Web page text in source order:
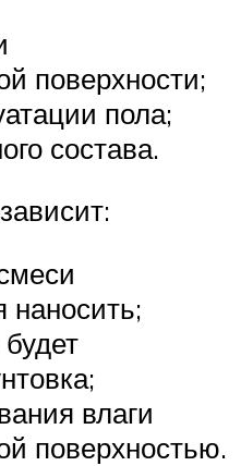
поверхности;
пола;
состава.
наносить;
влаги
поверхностью.